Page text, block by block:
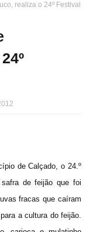
realiza o 24º Festival
de Calçado, o 24.º
de feijão que foi
fracas que caíram
a cultura do feijão.